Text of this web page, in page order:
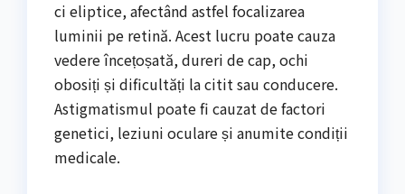
ci eliptice, afectând astfel focalizarea
luminii pe retină. Acest lucru poate cauza
vedere încețoșată, dureri de cap, ochi
obosiți și dificultăți la citit sau conducere.
Astigmatismul poate fi cauzat de factori
genetici, leziuni oculare și anumite condiții
medicale.